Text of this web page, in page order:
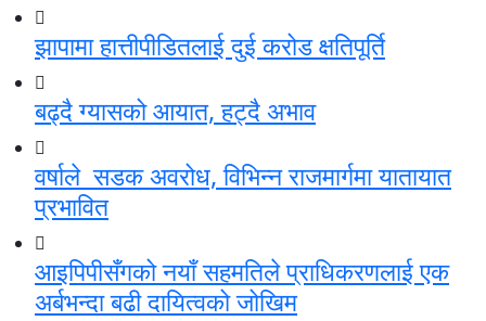
झापामा हात्तीपीडितलाई दुई करोड क्षतिपूर्ति
बढ्दै ग्यासको आयात, हट्दै अभाव
वर्षाले सडक अवरोध, विभिन्न राजमार्गमा यातायात
प्रभावित
आइपिपीसँगको नयाँ सहमतिले प्राधिकरणलाई एक
अर्बभन्दा बढी दायित्वको जोखिम